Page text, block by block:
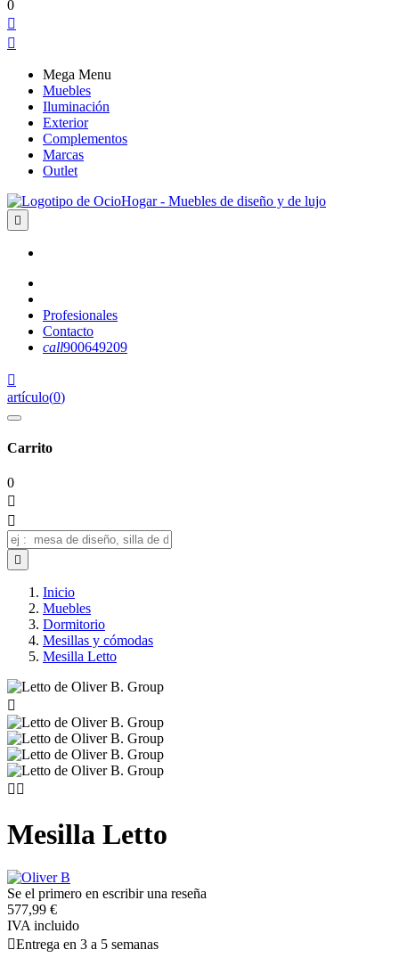
0


Mega Menu
Muebles
Iluminación
Exterior
Complementos
Marcas
Outlet

Profesionales
Contacto
call900649209

artículo(0)
Carrito
0



Inicio
Muebles
Dormitorio
Mesillas y cómodas
Mesilla Letto

 
Mesilla Letto
Se el primero en escribir una reseña
577,99 €
IVA incluido
Entrega en 3 a 5 semanas